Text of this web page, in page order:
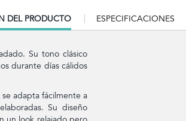
DEL PRODUCTO ESPECIFICACIONES
Su tono clásico
durante días cálidos
adapta fácilmente a
Su diseño